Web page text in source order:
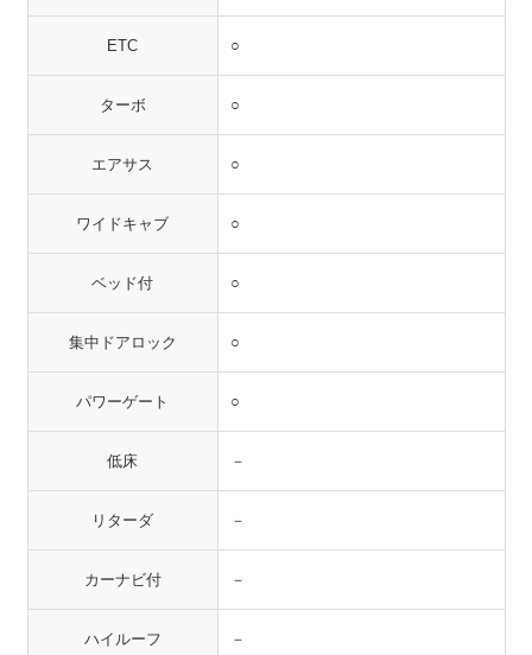
ETC ○
ターボ ○
エアサス ○
ワイドキャブ ○
ベッド付 ○
集中ドアロック ○
パワーゲート ○
低床 －
リターダ －
カーナビ付 －
ハイルーフ －